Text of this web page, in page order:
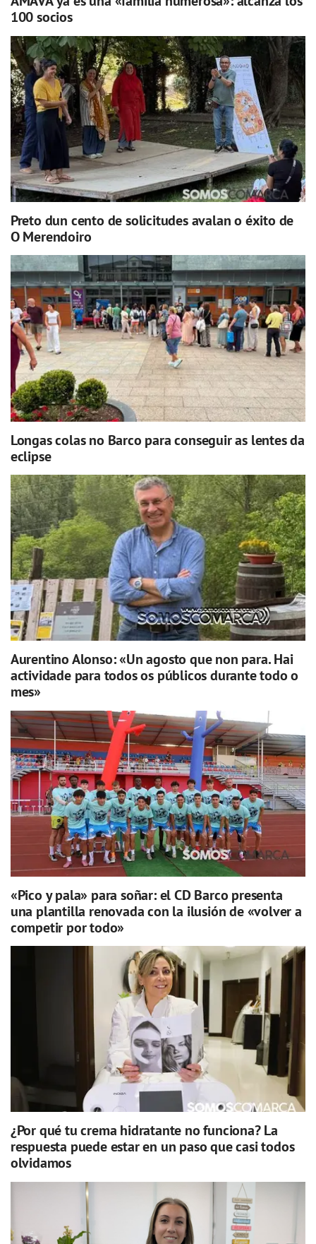
100 socios
Preto dun cento de solicitudes avalan o éxito de
O Merendoiro
Longas colas no Barco para conseguir as lentes da
eclipse
Aurentino Alonso: «Un agosto que non para. Hai
actividade para todos os públicos durante todo o
mes»
«Pico y pala» para soñar: el CD Barco presenta
una plantilla renovada con la ilusión de «volver a
competir por todo»
¿Por qué tu crema hidratante no funciona? La
respuesta puede estar en un paso que casi todos
olvidamos